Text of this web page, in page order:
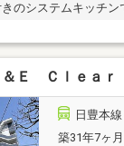
のシステムキッチン
＆Ｅ Ｃｌｅａｒ
日豊本
築31年7ヶ